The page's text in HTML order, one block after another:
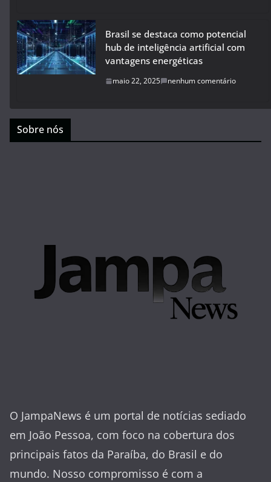
Brasil se destaca como potencial
hub de inteligência artificial com
vantagens energéticas
maio 22, 2025 nenhum comentário
Sobre nós
O JampaNews é um portal de notícias sediado
em João Pessoa, com foco na cobertura dos
principais fatos da Paraíba, do Brasil e do
mundo. Nosso compromisso é com a